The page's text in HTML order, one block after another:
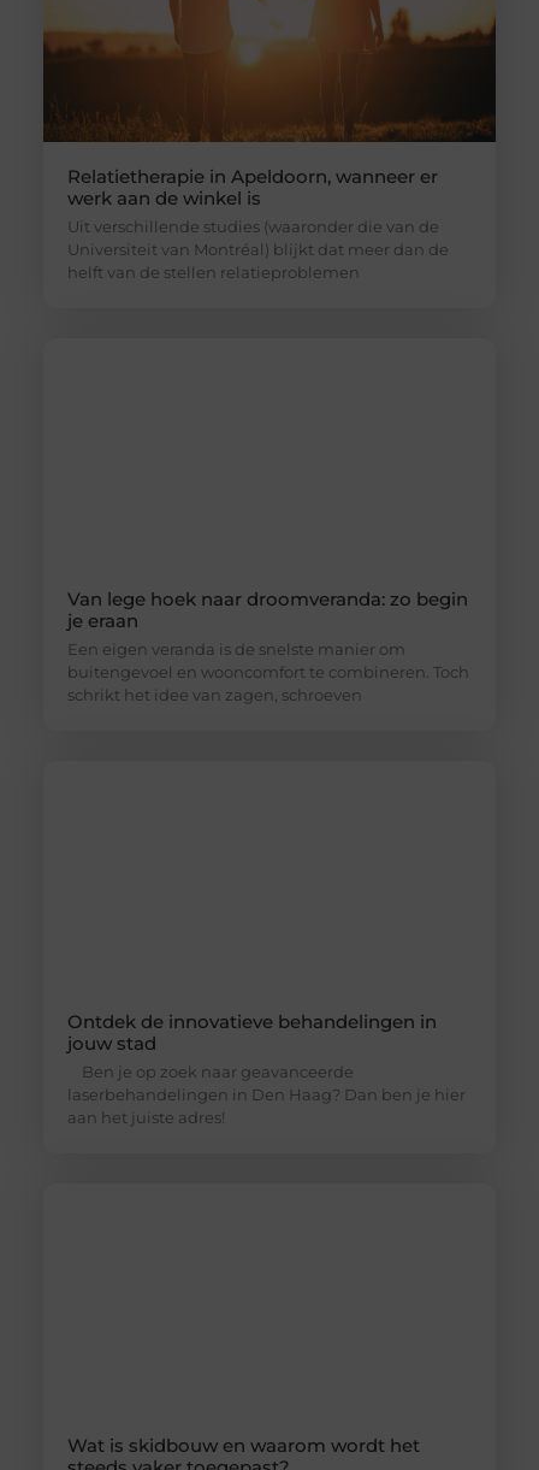
Relatietherapie in Apeldoorn, wanneer er
werk aan de winkel is
Uit verschillende studies (waaronder die van de
Universiteit van Montréal) blijkt dat meer dan de
helft van de stellen relatieproblemen
Van lege hoek naar droomveranda: zo begin
je eraan
Een eigen veranda is de snelste manier om
buitengevoel en wooncomfort te combineren. Toch
schrikt het idee van zagen, schroeven
Ontdek de innovatieve behandelingen in
jouw stad
Ben je op zoek naar geavanceerde
laserbehandelingen in Den Haag? Dan ben je hier
aan het juiste adres!
Wat is skidbouw en waarom wordt het